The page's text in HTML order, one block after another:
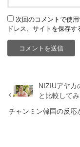
次回のコメントで使
ドレス、サイトを保存す
NIZIUアヤカ
と比較してみ
チャンミン韓国の反応